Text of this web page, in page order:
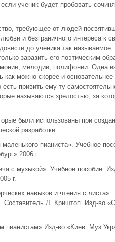
ученик будет пробовать
требующее от людей
и безграничного интереса к
до ученика так называемое
заразить его поэтическим
мелодии, полифонии. Одна
как можно скорее и основательнее
привить ему ту
называются зрелостью, за
были использованы при
разработки:
пианиста». Учебное
2006 г.
с музыкой». Учебное пособие.
г.
навыков и чтения с листа»
Л. Криштоп. Изд-во
Изд-во «Киев.